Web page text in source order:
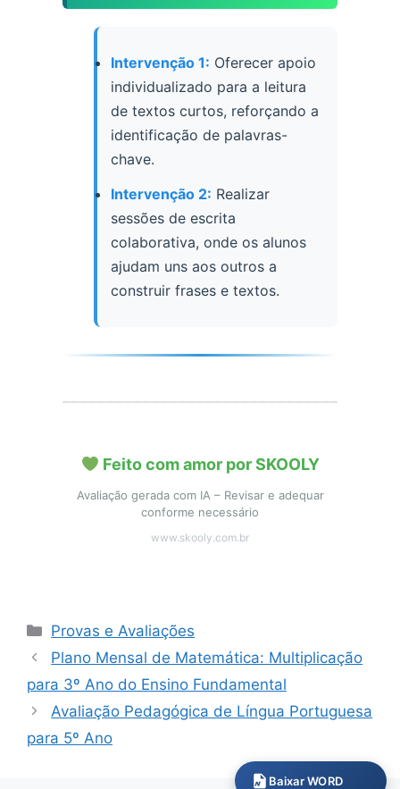
Intervenção 1: Oferecer apoio
individualizado para a leitura
de textos curtos, reforçando a
identificação de palavras-
chave.
Intervenção 2: Realizar
sessões de escrita
colaborativa, onde os alunos
ajudam uns aos outros a
construir frases e textos.
Feito com amor por SKOOLY
Avaliação gerada com IA – Revisar e adequar
conforme necessário
www.skooly.com.br
Categorias
Provas e Avaliações
Plano Mensal de Matemática: Multiplicação
para 3º Ano do Ensino Fundamental
Avaliação Pedagógica de Língua Portuguesa
para 5º Ano
Baixar WORD